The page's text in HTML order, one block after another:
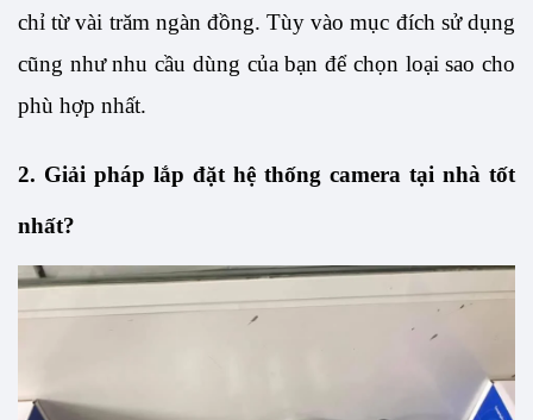
chỉ từ vài trăm ngàn đồng. Tùy vào mục đích sử dụng
cũng như nhu cầu dùng của bạn để chọn loại sao cho
phù hợp nhất.
2. Giải pháp lắp đặt hệ thống camera tại nhà tốt
nhất?